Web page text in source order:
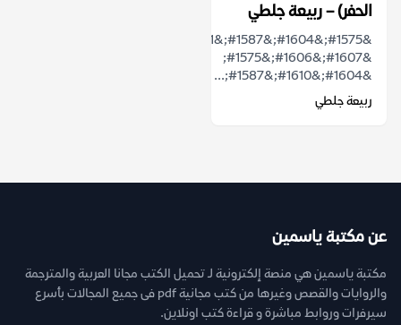
الحفر) – ربيعة جلطي
&#1607;&#1606;&#1575;
&#1604;&#1610;&#1587;...
ربيعة جلطي
عن مكتبة ياسمين
مكتبة ياسمين هي منصة إلكترونية لـ تحميل الكتب مجانا العربية والمترجمة
والروايات والقصص وغيرها من كتب مجانية pdf فى جميع المجالات بأسرع
سيرفرات وروابط مباشرة و قراءة كتب اونلاين.